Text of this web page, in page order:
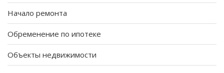
Начало ремонта
Обременение по ипотеке
Объекты недвижимости